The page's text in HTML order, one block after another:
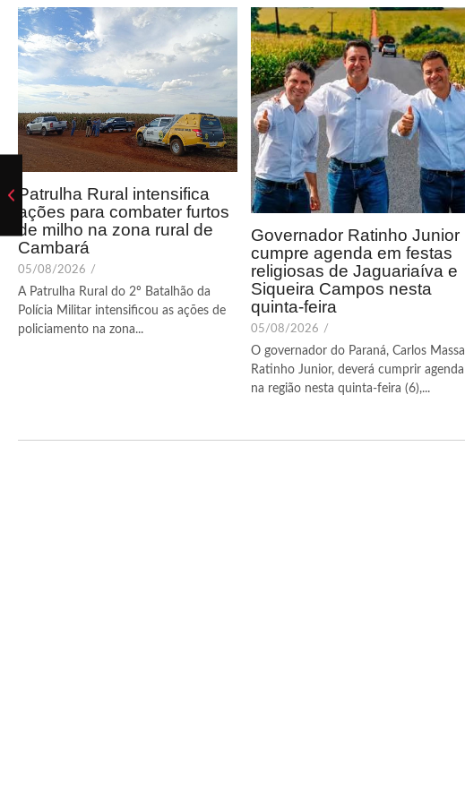
Patrulha Rural intensifica
ações para combater furtos
de milho na zona rural de
Cambará
05/08/2026 /
A Patrulha Rural do 2º Batalhão da
Polícia Militar intensificou as ações de
policiamento na zona...
Governador Ratinho Junior
cumpre agenda em festas
religiosas de Jaguariaíva e
Siqueira Campos nesta
quinta-feira
05/08/2026 /
O governador do Paraná, Carlos Massa
Ratinho Junior, deverá cumprir agenda
na região nesta quinta-feira (6),...